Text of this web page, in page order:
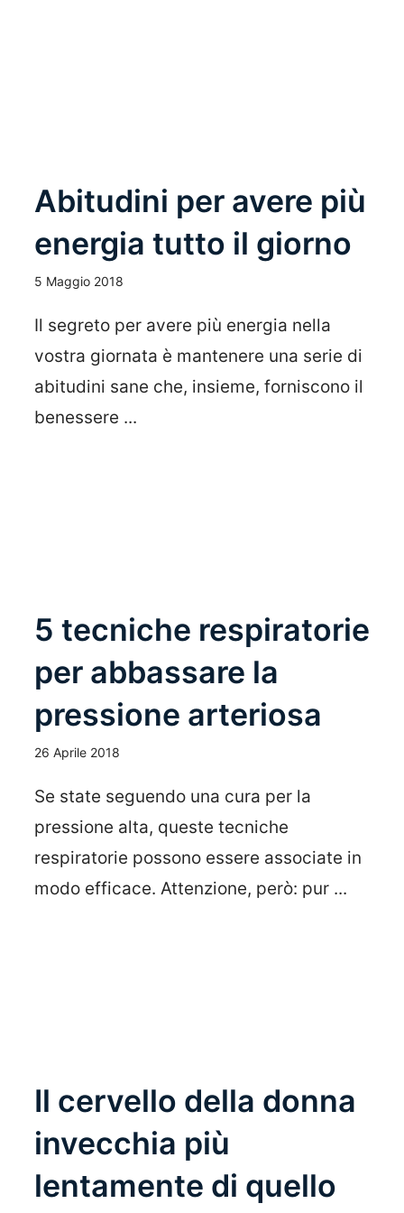
Abitudini per avere più
energia tutto il giorno
5 Maggio 2018
Il segreto per avere più energia nella
vostra giornata è mantenere una serie di
abitudini sane che, insieme, forniscono il
benessere ...
5 tecniche respiratorie
per abbassare la
pressione arteriosa
26 Aprile 2018
Se state seguendo una cura per la
pressione alta, queste tecniche
respiratorie possono essere associate in
modo efficace. Attenzione, però: pur ...
Il cervello della donna
invecchia più
lentamente di quello